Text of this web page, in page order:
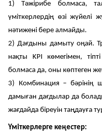
1️)Тәжірибе болмаса,
үміткерлердің өзі жүйелі
нәтижені бере алмайды.
2)Дағдыны дамыту оңай.
нақты
KPI көмегімен,
болмаса да, оны көптеген
3️)
Комбинация – бәрінің
дамыған дағдылар да
жағдайда біреуін таңдауға
Үміткерлерге кеңестер: